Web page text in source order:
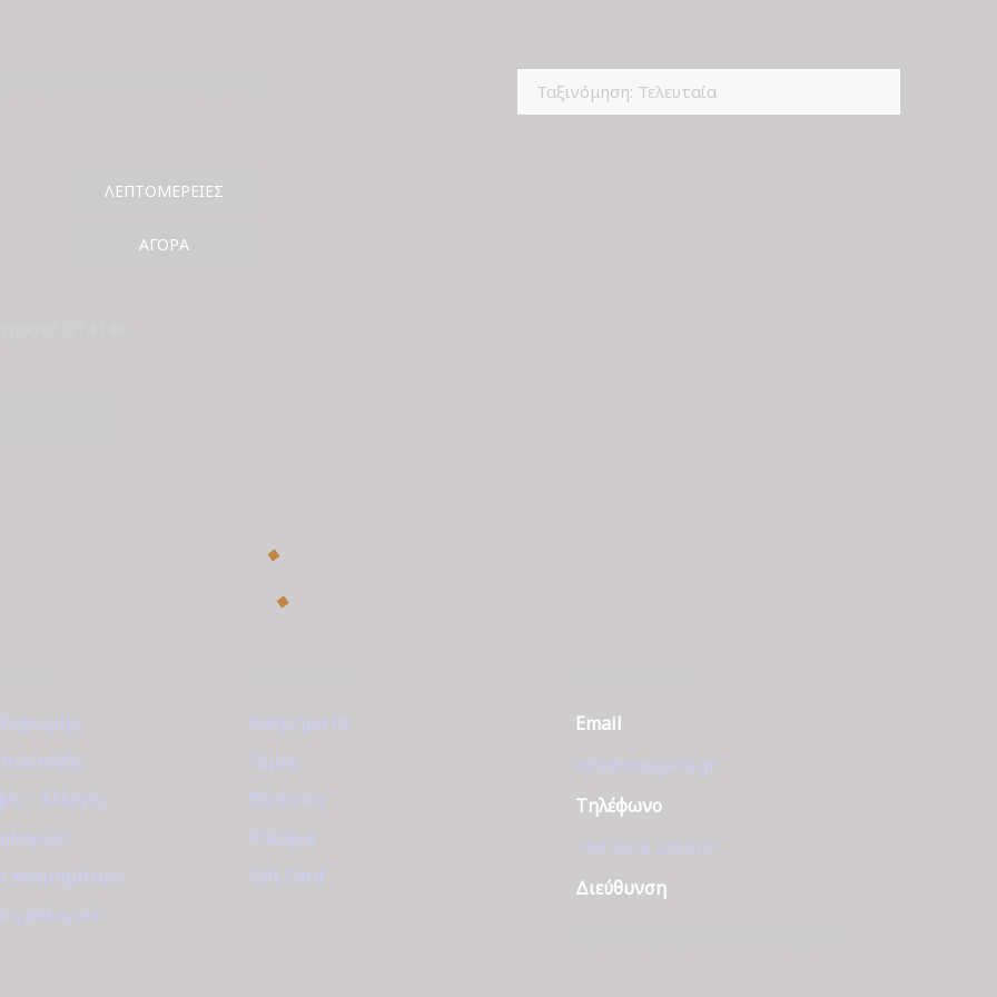
ΛΕΠΤΟΜΈΡΕΙΕΣ
ΑΓΟΡΆ
- Αλλαγές
κοσμημάτων
ρολογιού
Κοσμήματα
Γάμος
Βάπτιση
Ρολόγια
Gift Card
Email
info@tzougaris.gr
Τηλέφωνο
+30 2510 228410
Διεύθυνση